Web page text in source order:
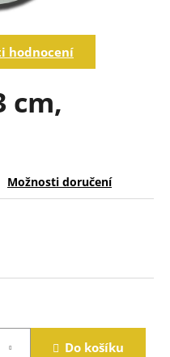
hodnocení
cm,
Možnosti doručení
Do košíku